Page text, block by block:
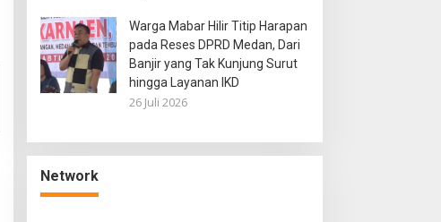
Warga Mabar Hilir Titip Harapan
pada Reses DPRD Medan, Dari
Banjir yang Tak Kunjung Surut
hingga Layanan IKD
26 Juli 2026
Network